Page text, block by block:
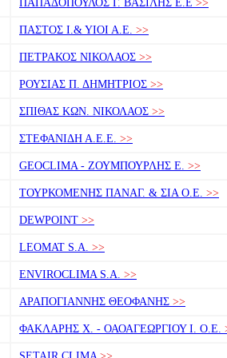
ΠΑΠΑΔΟΠΟΥΛΟΣ Γ. ΒΑΣΙΛΗΣ Ε.Ε >>
ΠΑΣΤΟΣ Ι.& ΥΙΟΙ Α.Ε. >>
ΠΕΤΡΑΚΟΣ ΝΙΚΟΛΑΟΣ >>
ΡΟΥΣΙΑΣ Π. ΔΗΜΗΤΡΙΟΣ >>
ΣΠΙΘΑΣ ΚΩΝ. ΝΙΚΟΛΑΟΣ >>
ΣΤΕΦΑΝΙΔΗ Α.Ε.Ε. >>
GEOCLIMA - ΖΟΥΜΠΟΥΡΛΗΣ Ε. >>
ΤΟΥΡΚΟΜΕΝΗΣ ΠΑΝΑΓ. & ΣΙΑ Ο.Ε. >>
DEWPOINT >>
LEOMAT S.A. >>
ENVIROCLIMA S.A. >>
ΑΡΑΠΟΓΙΑΝΝΗΣ ΘΕΟΦΑΝΗΣ >>
ΦΑΚΛΑΡΗΣ Χ. - ΟΑΟΑΓΕΩΡΓΙΟΥ Ι. Ο.Ε.